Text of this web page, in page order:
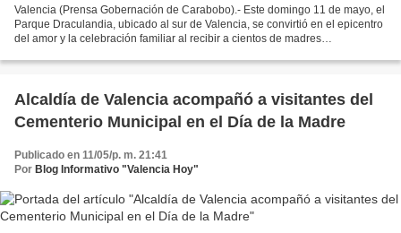
Valencia (Prensa Gobernación de Carabobo).- Este domingo 11 de mayo, el
Parque Draculandia, ubicado al sur de Valencia, se convirtió en el epicentro
del amor y la celebración familiar al recibir a cientos de madres
Alcaldía de Valencia acompañó a visitantes del
Cementerio Municipal en el Día de la Madre
Publicado en 11/05/p. m. 21:41
Por Blog Informativo "Valencia Hoy"